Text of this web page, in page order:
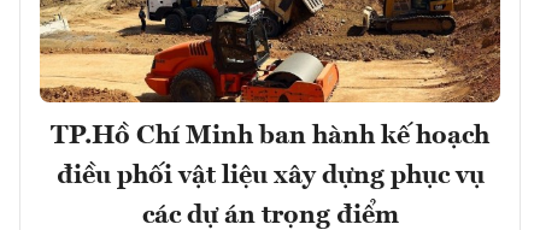
TP.Hồ Chí Minh ban hành kế hoạch
điều phối vật liệu xây dựng phục vụ
các dự án trọng điểm